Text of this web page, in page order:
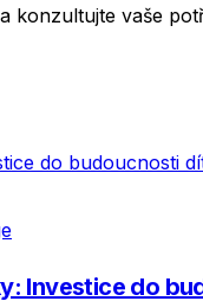
konzultujte vaše
Investice do